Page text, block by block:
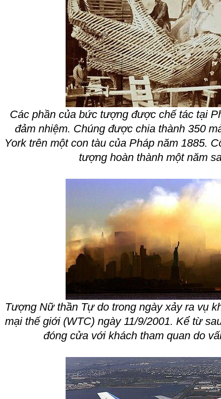
Các phần của bức tượng được chế tác tại
đảm nhiệm. Chúng được chia thành 350
York trên một con tàu của Pháp năm 1885.
tượng hoàn thành một năm
Tượng Nữ thần Tự do trong ngày xảy ra vụ
mại thế giới (WTC) ngày 11/9/2001. Kể từ
đóng cửa với khách tham quan do